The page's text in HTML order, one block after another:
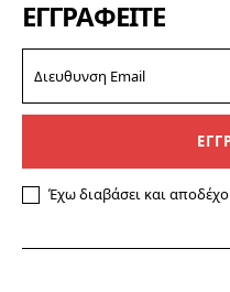
ΕΓΓΡΑΦΕΊΤΕ
Έχω διαβάσει και